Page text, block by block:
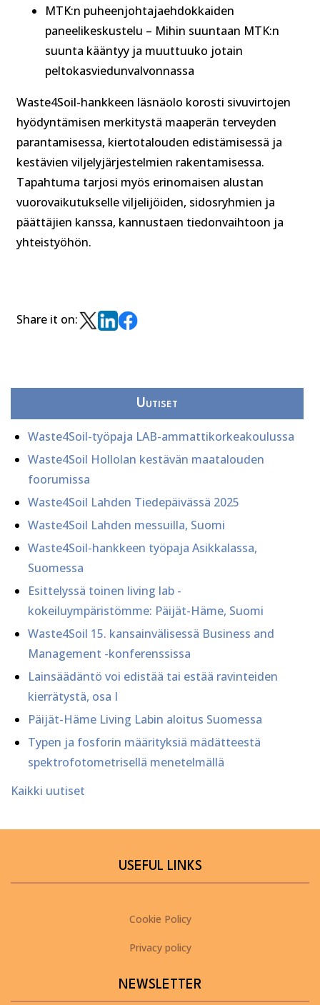
MTK:n puheenjohtajaehdokkaiden
paneelikeskustelu – Mihin suuntaan MTK:n
suunta kääntyy ja muuttuuko jotain
peltokasviedunvalvonnassa
Waste4Soil-hankkeen läsnäolo korosti sivuvirtojen
hyödyntämisen merkitystä maaperän terveyden
parantamisessa, kiertotalouden edistämisessä ja
kestävien viljelyjärjestelmien rakentamisessa.
Tapahtuma tarjosi myös erinomaisen alustan
vuorovaikutukselle viljelijöiden, sidosryhmien ja
päättäjien kanssa, kannustaen tiedonvaihtoon ja
yhteistyöhön.
Share it on:
Uutiset
Waste4Soil-työpaja LAB-ammattikorkeakoulussa
Waste4Soil Hollolan kestävän maatalouden
foorumissa
Waste4Soil Lahden Tiedepäivässä 2025
Waste4Soil Lahden messuilla, Suomi
Waste4Soil-hankkeen työpaja Asikkalassa,
Suomessa
Esittelyssä toinen living lab -
kokeiluympäristömme: Päijät-Häme, Suomi
Waste4Soil 15. kansainvälisessä Business and
Management -konferenssissa
Lainsäädäntö voi edistää tai estää ravinteiden
kierrätystä, osa I
Päijät-Häme Living Labin aloitus Suomessa
Typen ja fosforin määrityksiä mädätteestä
spektrofotometrisellä menetelmällä
Kaikki uutiset
USEFUL LINKS
Cookie Policy
Privacy policy
NEWSLETTER